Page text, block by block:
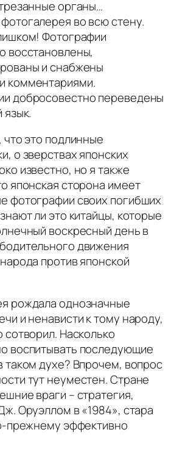
органы…
во всю стену.
Фотографии
восстановлены,
и снабжены
комментариями.
добросовестно переведены
язык.
это подлинные
о зверствах японских
известно, но я также
японская сторона имеет
фотографии своих погибших
ли это китайцы, которые
воскресный день в
движения
против японской
рождала однозначные
и ненависти к тому народу,
сотворил. Насколько
воспитывать последующие
таком духе? Впрочем, вопрос
тут неуместен. Стране
враги – стратегия,
Оруэллом в «1984», стара
прежнему эффективно